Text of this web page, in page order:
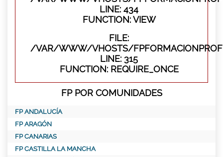
LINE: 434
FUNCTION: VIEW
FILE:
/VAR/WWW/VHOSTS/
LINE: 315
FUNCTION: REQUIRE_ONCE
FP POR COMUNIDADES
FP ANDALUCÍA
FP ARAGÓN
FP CANARIAS
FP CASTILLA LA MANCHA